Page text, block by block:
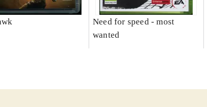
Need for speed - most
wanted